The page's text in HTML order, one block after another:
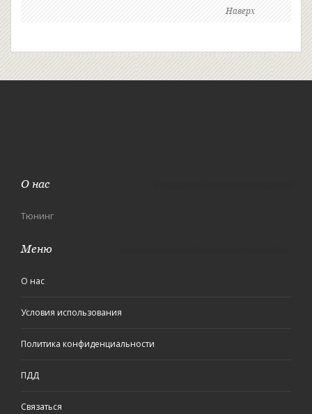
Наверх
О нас
Тюнинг
Меню
О нас
Условия использования
Политика конфиденциальности
ПДД
Связаться